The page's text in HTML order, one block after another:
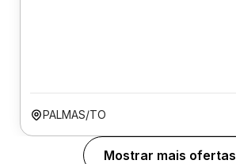
PALMAS/TO
Mostrar mais ofertas